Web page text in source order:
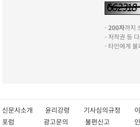
-200자까지
- 저작권 등
- 타인에게 불
신문사소개 윤리강령 기사심의규정
포럼
광고문의 불편신고